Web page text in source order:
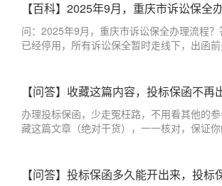
【百科】2025年9月，重庆市诉讼保全
问：2025年9月，重庆市诉讼保全办理流程
已经停用，所有诉讼保全暂时走线下，出函
【问答】收藏这篇内容，投标保函不再
办理投标保函，少走冤枉路，不用看其他的
藏这篇文章（绝对干货），一一核对，保证